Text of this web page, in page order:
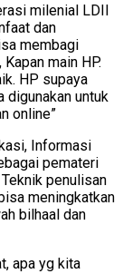
milenial LDII
dan
membagi
main HP.
HP supaya
digunakan untuk
online”
Informasi
pemateri
penulisan
meningkatkan
bilhaal dan
apa yg kita